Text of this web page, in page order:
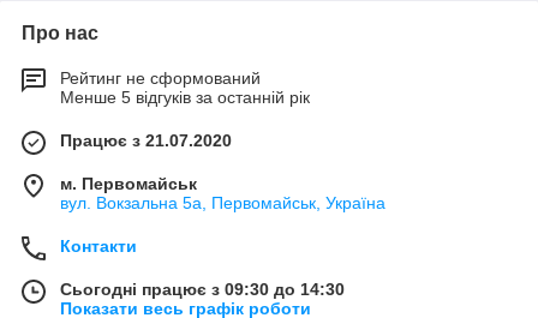
Про нас
Рейтинг не сформований
Менше 5 відгуків за останній рік
Працює з 21.07.2020
м. Первомайськ
вул. Вокзальна 5а, Первомайськ, Україна
Контакти
Сьогодні працює з 09:30 до 14:30
Показати весь графік роботи